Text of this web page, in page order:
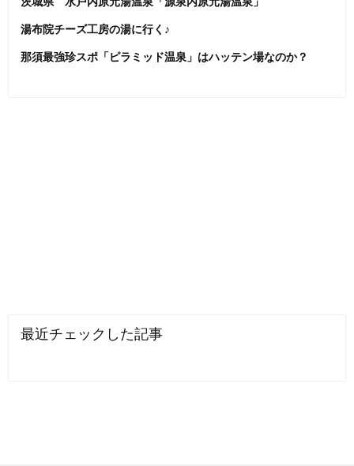
湯布院チーズ工房の湯に行く♪
那須最強珍スポ「ピラミッド温泉」はハッテン場なのか？
最近チェックした記事